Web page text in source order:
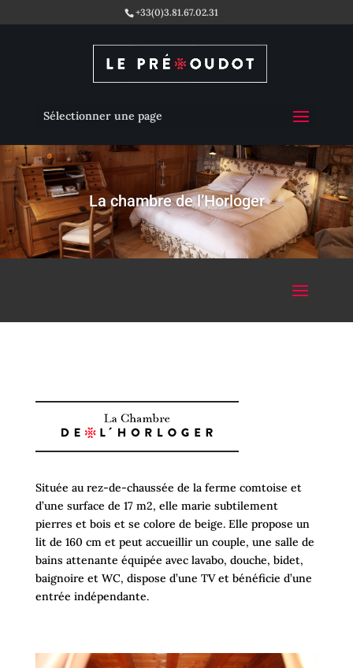
+33(0)3.81.67.02.31
Sélectionner une page
La chambre de l’Horloger
Située au rez-de-chaussée de la ferme comtoise et
d’une surface de 17 m2, elle marie subtilement
pierres et bois et se colore de beige. Elle propose un
lit de 160 cm et peut accueillir un couple, une salle de
bains attenante équipée avec lavabo, douche, bidet,
baignoire et WC, dispose d’une TV et bénéficie d’une
entrée indépendante.